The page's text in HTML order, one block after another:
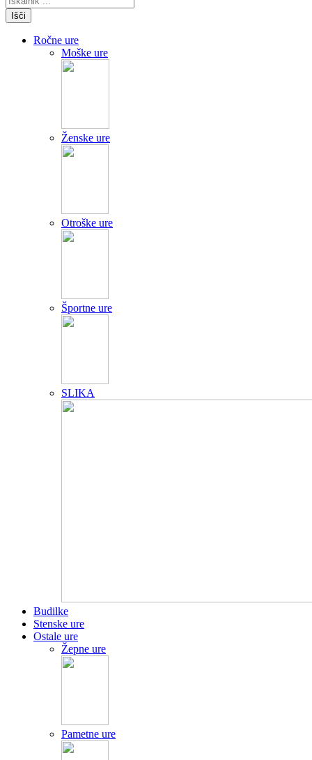
Išči
Ročne ure
Moške ure
Ženske ure
Otroške ure
Športne ure
SLIKA
Budilke
Stenske ure
Ostale ure
Žepne ure
Pametne ure